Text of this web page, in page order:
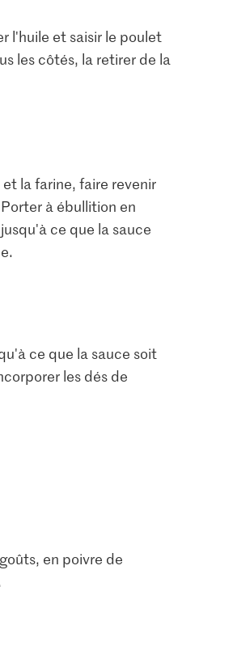
l'huile et saisir le poulet
les côtés, la retirer de la
la farine, faire revenir
à ébullition en
ce que la sauce
ce que la sauce soit
les dés de
en poivre de